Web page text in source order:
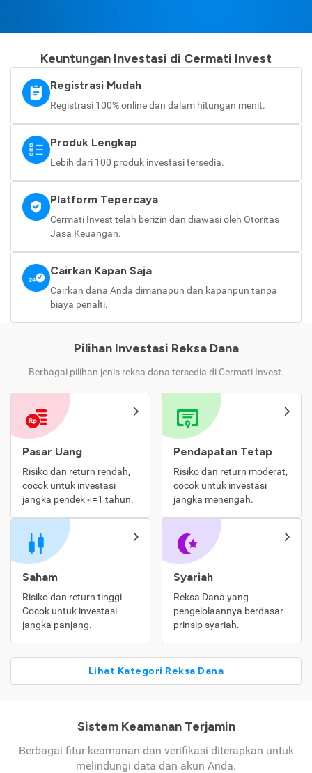
Keuntungan Investasi di Cermati Invest
Registrasi Mudah
Registrasi 100% online dan dalam hitungan menit.
Produk Lengkap
Lebih dari 100 produk investasi tersedia.
Platform Tepercaya
Cermati Invest telah berizin dan diawasi oleh Otoritas
Jasa Keuangan.
Cairkan Kapan Saja
Cairkan dana Anda dimanapun dan kapanpun tanpa
biaya penalti.
Pilihan Investasi Reksa Dana
Berbagai pilihan jenis reksa dana tersedia di Cermati Invest.
Pasar Uang
Risiko dan return rendah,
cocok untuk investasi
jangka pendek <=1 tahun.
Pendapatan Tetap
Risiko dan return moderat,
cocok untuk investasi
jangka menengah.
Saham
Risiko dan return tinggi.
Cocok untuk investasi
jangka panjang.
Syariah
Reksa Dana yang
pengelolaannya berdasar
prinsip syariah.
Lihat Kategori Reksa Dana
Sistem Keamanan Terjamin
Berbagai fitur keamanan dan verifikasi diterapkan untuk
melindungi data dan akun Anda.